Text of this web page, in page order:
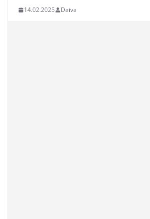
14.02.2025 Daiva